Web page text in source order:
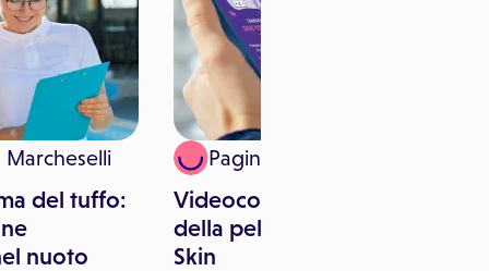
Marcheselli
del tuffo:
nuoto
Paginemediche
Videoconsulti gratuiti
della pelle con Save Your
Skin